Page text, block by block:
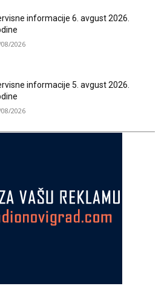
informacije 6. avgust 2026.
2026
informacije 5. avgust 2026.
2026